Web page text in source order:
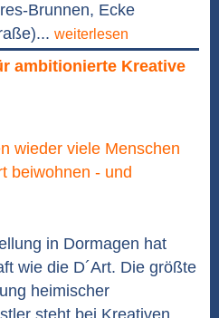
Brunnen, Ecke
weiterlesen
ambitionierte Kreative
in Dormagen hat
wie die D´Art. Die größte
heimischer